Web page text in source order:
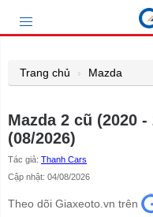
Trang chủ Mazda
Mazda 2 cũ (2020
(08/2026)
Tác giả: Thanh Cars
Cập nhật: 04/08/2026
Theo dõi Giaxeoto.vn trên